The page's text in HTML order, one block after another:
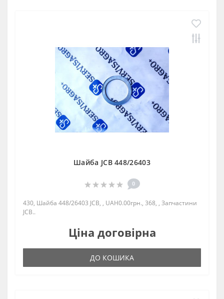
Шайба JCB 448/26403
0
430, Шайба 448/26403 JCB, , UAH0.00грн., 368, , Запчастини
JCB..
Ціна договірна
ДО КОШИКА